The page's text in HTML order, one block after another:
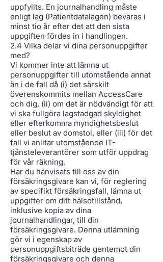
uppfyllts. En journalhandling måste
enligt lag (Patientdatalagen) bevaras i
minst tio år efter det att den sista
uppgiften fördes in i handlingen.
2.4 Vilka delar vi dina personuppgifter
med?
Vi kommer inte att lämna ut
personuppgifter till utomstående annat
än i de fall då (i) det särskilt
överenskommits mellan AccessCare
och dig, (ii) om det är nödvändigt för att
vi ska fullgöra lagstadgad skyldighet
eller efterkomma myndighetsbeslut
eller beslut av domstol, eller (iii) för det
fall vi anlitar utomstående IT-
tjänsteleverantörer som utför uppdrag
för vår räkning.
Har du hänvisats till oss av din
försäkringsgivare kan vi, för reglering
av specifikt försäkringsfall, lämna ut
uppgifter om ditt hälsotillstånd,
inklusive kopia av dina
journalhandlingar, till din
försäkringsgivare. Denna utlämning
gör vi i egenskap av
personuppgiftsbiträde gentemot din
försäkringsgivare och denna